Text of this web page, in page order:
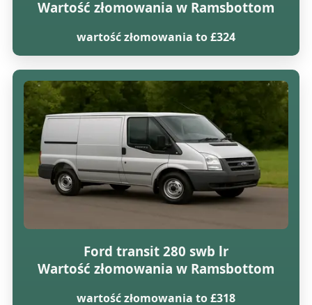
Wartość złomowania w Ramsbottom
wartość złomowania to £324
Ford transit 280 swb lr
Wartość złomowania w Ramsbottom
wartość złomowania to £318